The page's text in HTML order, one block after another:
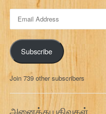
a
l
A
d
d
r
s
Subscribe
Join 739 other subscribers
அனைத்து பதிவுகள்